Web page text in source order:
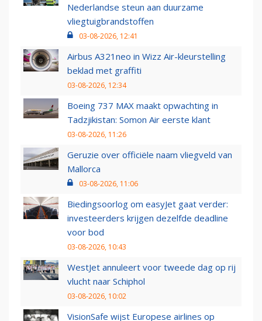
Nederlandse steun aan duurzame
vliegtuigbrandstoffen
03-08-2026, 12:41
Airbus A321neo in Wizz Air-kleurstelling
beklad met graffiti
03-08-2026, 12:34
Boeing 737 MAX maakt opwachting in
Tadzjikistan: Somon Air eerste klant
03-08-2026, 11:26
Geruzie over officiële naam vliegveld van
Mallorca
03-08-2026, 11:06
Biedingsoorlog om easyJet gaat verder:
investeerders krijgen dezelfde deadline
voor bod
03-08-2026, 10:43
WestJet annuleert voor tweede dag op rij
vlucht naar Schiphol
03-08-2026, 10:02
VisionSafe wijst Europese airlines op